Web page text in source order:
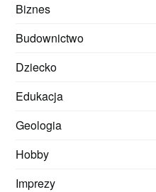
Biznes
Budownictwo
Dziecko
Edukacja
Geologia
Hobby
Imprezy